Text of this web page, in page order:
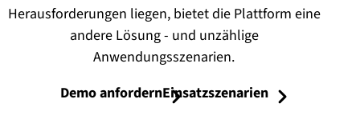
Herausforderungen liegen, bietet die Plattform eine
andere Lösung - und unzählige
Anwendungsszenarien.
Demo anfordernEinsatzszenarien